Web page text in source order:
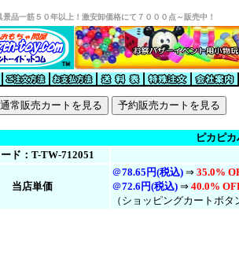
景品一筋５０年以上！激安卸価格にて７０００点～販売中！
ピカピ
ド：T-TW-712051
当店単価
＠78.65円(税込) ⇒ 35.0%
＠72.6円(税込) ⇒ 40.0%
（ショッピングカートボ